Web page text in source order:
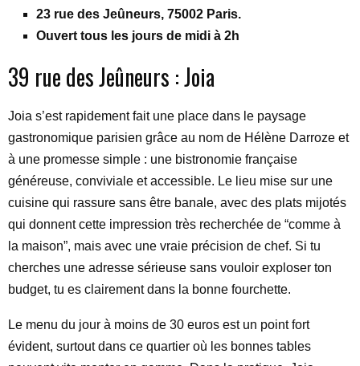
23 rue des Jeûneurs, 75002 Paris.
Ouvert tous les jours de midi à 2h
39 rue des Jeûneurs : Joia
Joia s’est rapidement fait une place dans le paysage
gastronomique parisien grâce au nom de Hélène Darroze et
à une promesse simple : une bistronomie française
généreuse, conviviale et accessible. Le lieu mise sur une
cuisine qui rassure sans être banale, avec des plats mijotés
qui donnent cette impression très recherchée de “comme à
la maison”, mais avec une vraie précision de chef. Si tu
cherches une adresse sérieuse sans vouloir exploser ton
budget, tu es clairement dans la bonne fourchette.
Le menu du jour à moins de 30 euros est un point fort
évident, surtout dans ce quartier où les bonnes tables